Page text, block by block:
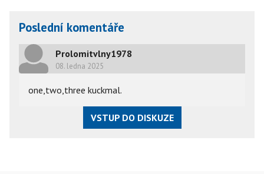
Poslední komentáře
Prolomitvlny1978
08. ledna 2025
one,two,three kuckmal.
VSTUP DO DISKUZE